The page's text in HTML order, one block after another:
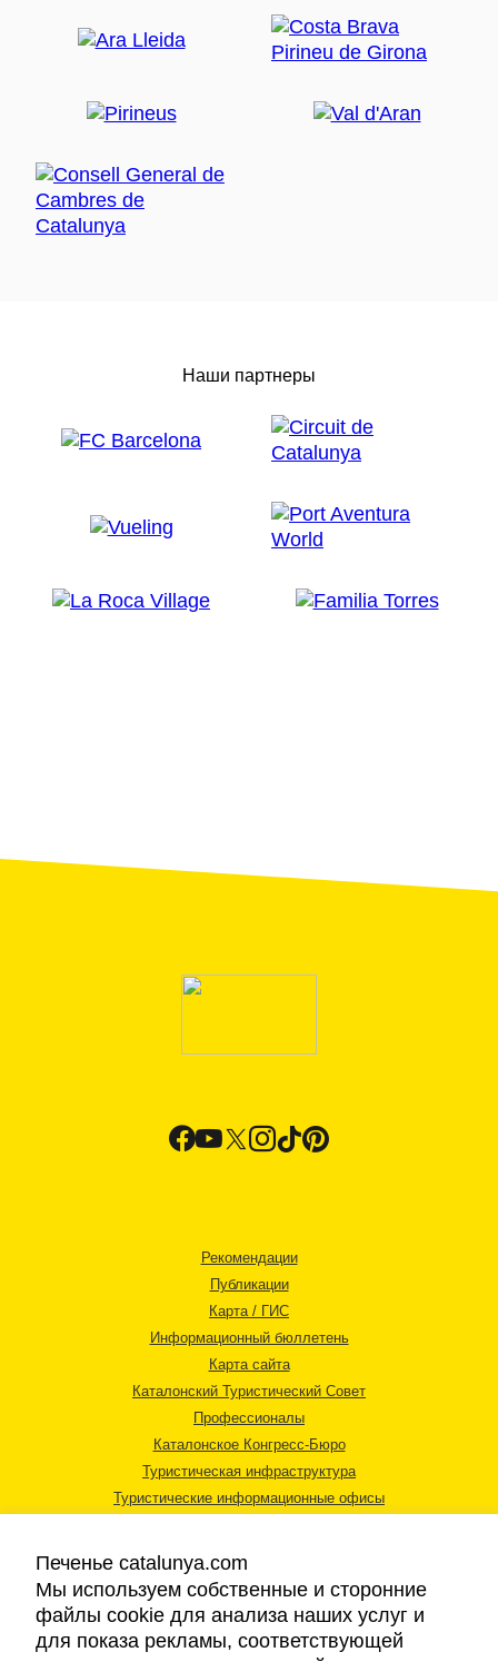
Наши партнеры
Рекомендации
Публикации
Карта / ГИС
Информационный бюллетень
Карта сайта
Каталонский Туристический Совет
Профессионалы
Каталонское Конгресс-Бюро
Туристическая инфраструктура
Туристические информационные офисы
Правовая информация
Печенье catalunya.com
Мы используем собственные и сторонние
файлы cookie для анализа наших услуг и
для показа рекламы, соответствующей